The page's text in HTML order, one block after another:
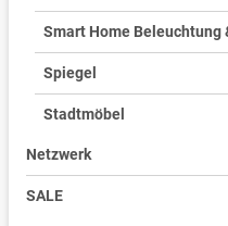
Smart Home Beleuchtung
Spiegel
Stadtmöbel
Netzwerk
SALE